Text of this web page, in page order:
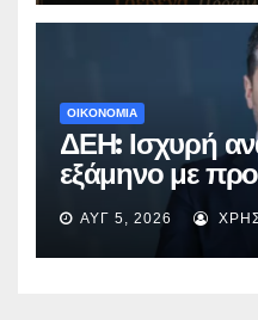
ΟΙΚΟΝΟΜΙΑ
ΔΕΗ: Ισχυρή
εξάμηνο με
EBITDA στα
ΑΥΓ 5, 2026